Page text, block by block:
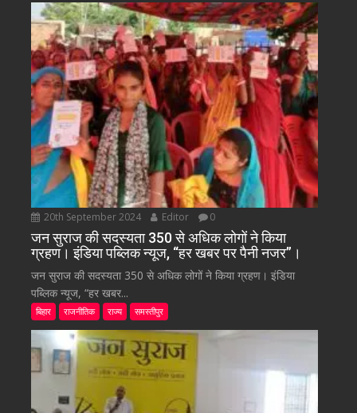
20th September 2024 Editor 0
जन सुराज की सदस्यता 350 से अधिक लोगों ने किया
ग्रहण। इंडिया पब्लिक न्यूज, “हर खबर पर पैनी नजर”।
जन सुराज की सदस्यता 350 से अधिक लोगों ने किया ग्रहण। इंडिया
पब्लिक न्यूज, “हर खबर...
बिहार राजनीतिक राज्य समस्तीपुर